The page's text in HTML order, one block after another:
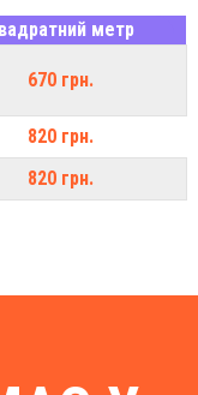
метр
670 грн.
820 грн.
820 грн.